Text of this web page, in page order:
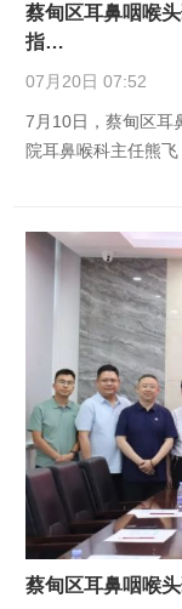
蔡甸区耳鼻咽喉
指…
07月20日 07:52
7月10日，蔡甸区耳
院耳鼻喉科主任熊
蔡甸区耳鼻咽喉